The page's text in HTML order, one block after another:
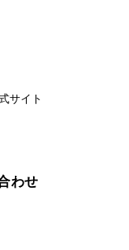
サイト
わせ